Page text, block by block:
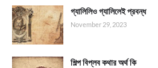
গ্যালিলিও গ্যালিলেই প্রবন্ধ
November 29, 2023
শিল্প বিপ্লব কথার অর্থ কি